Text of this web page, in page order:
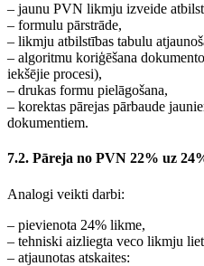
– jaunu PVN likmju izveide
– formulu pārstrāde,
– likmju atbilstības tabulu
– algoritmu koriģēšana
iekšējie procesi),
– drukas formu pielāgošana,
– korektas pārejas pārbaude
dokumentiem.
7.2. Pāreja no PVN 22% uz
Analogi veikti darbi:
– pievienota 24% likme,
– tehniski aizliegta veco likmju
– atjaunotas atskaites: